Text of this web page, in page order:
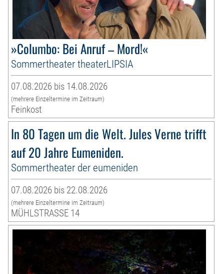
»Columbo: Bei Anruf – Mord!«
Sommertheater theaterLIPSIA
07.08.2026 bis 14.08.2026
(mehrere Einzeltermine im Zeitraum)
Feinkost
In 80 Tagen um die Welt. Jules Verne trifft
auf 20 Jahre Eumeniden.
Sommertheater der eumeniden
07.08.2026 bis 22.08.2026
(mehrere Einzeltermine im Zeitraum)
MÜHLSTRASSE 14